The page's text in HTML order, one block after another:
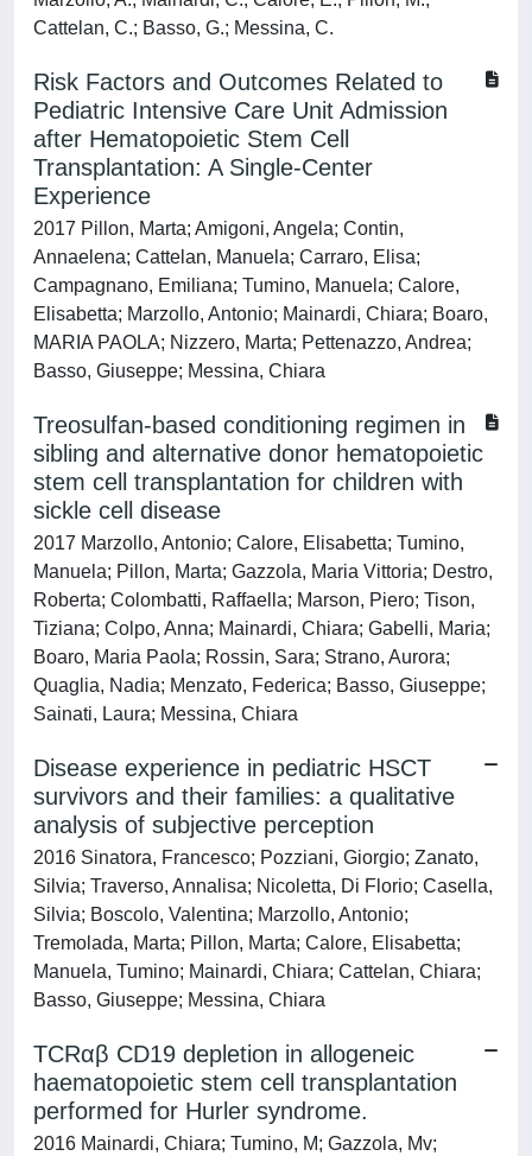
Cattelan, C.; Basso, G.; Messina, C.
Risk Factors and Outcomes Related to
Pediatric Intensive Care Unit Admission
after Hematopoietic Stem Cell
Transplantation: A Single-Center
Experience
2017 Pillon, Marta; Amigoni, Angela; Contin,
Annaelena; Cattelan, Manuela; Carraro, Elisa;
Campagnano, Emiliana; Tumino, Manuela; Calore,
Elisabetta; Marzollo, Antonio; Mainardi, Chiara; Boaro,
MARIA PAOLA; Nizzero, Marta; Pettenazzo, Andrea;
Basso, Giuseppe; Messina, Chiara
Treosulfan-based conditioning regimen in
sibling and alternative donor hematopoietic
stem cell transplantation for children with
sickle cell disease
2017 Marzollo, Antonio; Calore, Elisabetta; Tumino,
Manuela; Pillon, Marta; Gazzola, Maria Vittoria; Destro,
Roberta; Colombatti, Raffaella; Marson, Piero; Tison,
Tiziana; Colpo, Anna; Mainardi, Chiara; Gabelli, Maria;
Boaro, Maria Paola; Rossin, Sara; Strano, Aurora;
Quaglia, Nadia; Menzato, Federica; Basso, Giuseppe;
Sainati, Laura; Messina, Chiara
Disease experience in pediatric HSCT
survivors and their families: a qualitative
analysis of subjective perception
2016 Sinatora, Francesco; Pozziani, Giorgio; Zanato,
Silvia; Traverso, Annalisa; Nicoletta, Di Florio; Casella,
Silvia; Boscolo, Valentina; Marzollo, Antonio;
Tremolada, Marta; Pillon, Marta; Calore, Elisabetta;
Manuela, Tumino; Mainardi, Chiara; Cattelan, Chiara;
Basso, Giuseppe; Messina, Chiara
TCRαβ CD19 depletion in allogeneic
haematopoietic stem cell transplantation
performed for Hurler syndrome.
2016 Mainardi, Chiara; Tumino, M; Gazzola, Mv;